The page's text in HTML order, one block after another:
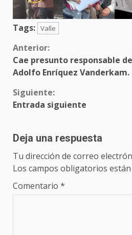
Tags: Valle
Sigue
leyendo
Anterior:
Cae presunto responsable
Adolfo Enríquez Vanderkam.
Siguiente:
Entrada siguiente
Deja una respuesta
Tu dirección de correo
Los campos obligatorios
Comentario *